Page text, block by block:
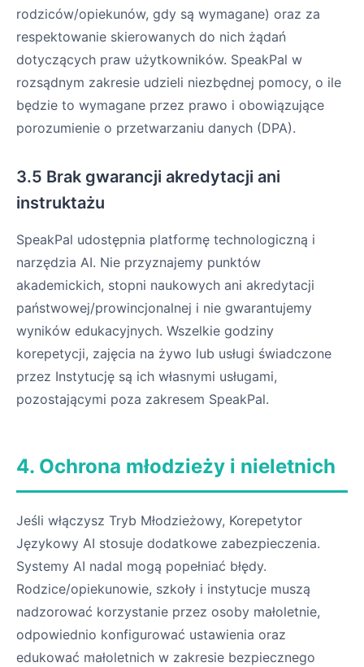
rodziców/opiekunów, gdy są wymagane) oraz za
respektowanie skierowanych do nich żądań
dotyczących praw użytkowników. SpeakPal w
rozsądnym zakresie udzieli niezbędnej pomocy, o ile
będzie to wymagane przez prawo i obowiązujące
porozumienie o przetwarzaniu danych (DPA).
3.5 Brak gwarancji akredytacji ani
instruktażu
SpeakPal udostępnia platformę technologiczną i
narzędzia AI. Nie przyznajemy punktów
akademickich, stopni naukowych ani akredytacji
państwowej/prowincjonalnej i nie gwarantujemy
wyników edukacyjnych. Wszelkie godziny
korepetycji, zajęcia na żywo lub usługi świadczone
przez Instytucję są ich własnymi usługami,
pozostającymi poza zakresem SpeakPal.
4. Ochrona młodzieży i nieletnich
Jeśli włączysz Tryb Młodzieżowy, Korepetytor
Językowy AI stosuje dodatkowe zabezpieczenia.
Systemy AI nadal mogą popełniać błędy.
Rodzice/opiekunowie, szkoły i instytucje muszą
nadzorować korzystanie przez osoby małoletnie,
odpowiednio konfigurować ustawienia oraz
edukować małoletnich w zakresie bezpiecznego